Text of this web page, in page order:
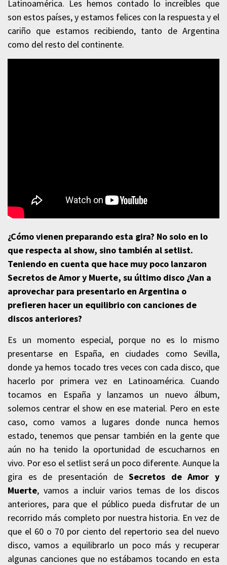
Latinoamérica. Les hemos contado lo increíbles que
son estos países, y estamos felices con la respuesta y el
cariño que estamos recibiendo, tanto de Argentina
como del resto del continente.
¿Cómo vienen preparando esta gira? No solo en lo
que respecta al show, sino también al setlist.
Teniendo en cuenta que hace muy poco lanzaron
Secretos de Amor y Muerte, su último disco ¿Van a
aprovechar para presentarlo en Argentina o
prefieren hacer un equilibrio con canciones de
discos anteriores?
Es un momento especial, porque no es lo mismo
presentarse en España, en ciudades como Sevilla,
donde ya hemos tocado tres veces con cada disco, que
hacerlo por primera vez en Latinoamérica. Cuando
tocamos en España y lanzamos un nuevo álbum,
solemos centrar el show en ese material. Pero en este
caso, como vamos a lugares donde nunca hemos
estado, tenemos que pensar también en la gente que
aún no ha tenido la oportunidad de escucharnos en
vivo. Por eso el setlist será un poco diferente. Aunque la
gira es de presentación deSecretos de Amor y
Muerte, vamos a incluir varios temas de los discos
anteriores, para que el público pueda disfrutar de un
recorrido más completo por nuestra historia. En vez de
que el 60 o 70 por ciento del repertorio sea del nuevo
disco, vamos a equilibrarlo un poco más y recuperar
algunas canciones que no estábamos tocando en esta